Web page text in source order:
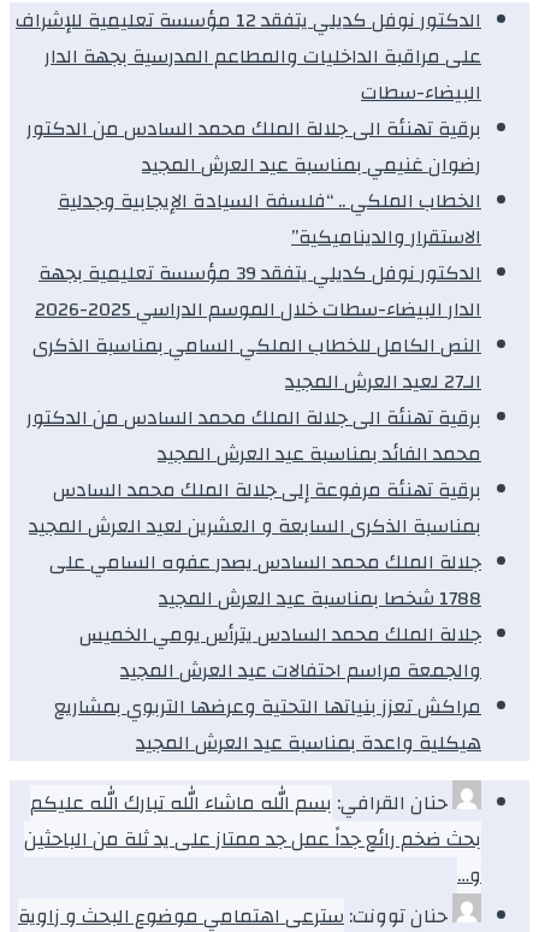
الدكتور نوفل كديلي يتفقد 12 مؤسسة تعليمية للإشراف
على مراقبة الداخليات والمطاعم المدرسية بجهة الدار
البيضاء-سطات
برقية تهنئة الى جلالة الملك محمد السادس من الدكتور
رضوان غنيمي بمناسبة عيد العرش المجيد
الخطاب الملكي .. “فلسفة السيادة الإيجابية وجدلية
الاستقرار والديناميكية”
الدكتور نوفل كديلي يتفقد 39 مؤسسة تعليمية بجهة
الدار البيضاء-سطات خلال الموسم الدراسي 2025-2026
النص الكامل للخطاب الملكي السامي بمناسبة الذكرى
الـ27 لعيد العرش المجيد
برقية تهنئة الى جلالة الملك محمد السادس من الدكتور
محمد الفائد بمناسبة عيد العرش المجيد
برقية تهنئة مرفوعة إلى جلالة الملك محمد السادس
بمناسبة الذكرى السابعة و العشرين لعيد العرش المجيد
جلالة الملك محمد السادس يصدر عفوه السامي على
1788 شخصا بمناسبة عيد العرش المجيد
جلالة الملك محمد السادس يترأس يومي الخميس
والجمعة مراسم احتفالات عيد العرش المجيد
مراكش تعزز بنياتها التحتية وعرضها التربوي بمشاريع
هيكلية واعدة بمناسبة عيد العرش المجيد
حنان القرافي: بسم الله ماشاء الله تبارك الله عليكم
بحث ضخم رائع جداً عمل جد ممتاز على يد ثلة من الباحثين
و…
حنان توونت:سترعى اهتمامي موضوع البحث و زاوية